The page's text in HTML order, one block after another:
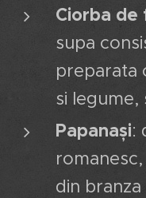
Ciorba de
supa
preparata
si legume,
Papanași:
din